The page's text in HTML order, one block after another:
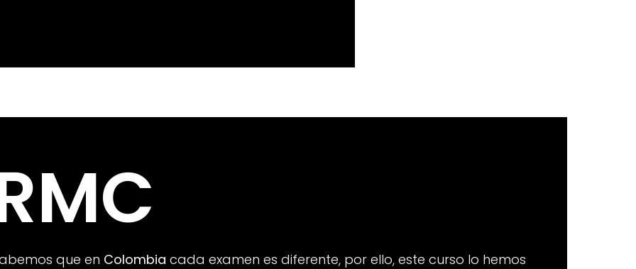
que en Colombia cada examen es diferente, por ello, este curso lo hemos